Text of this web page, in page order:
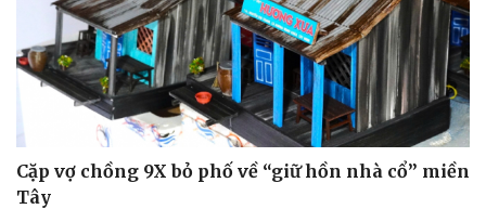
Cặp vợ chồng 9X bỏ phố về “giữ hồn nhà cổ” miền
Tây